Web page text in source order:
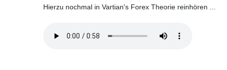
Hierzu nochmal in Vartian's Forex Theorie reinhören ...